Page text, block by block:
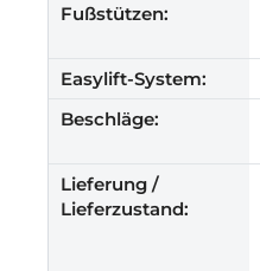
Fußstützen:
Easylift-System:
Beschläge:
Lieferung /
Lieferzustand: